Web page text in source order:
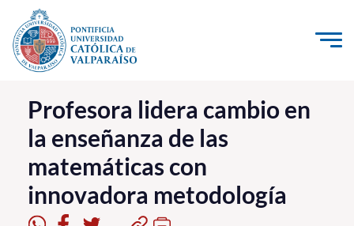
Click acá para ir directamente al contenido
La Universidad
Investigación, Creación e Innovación
PUCV Internacional
Vinculación con el Medio
Profesora lidera cambio en
la enseñanza de las
matemáticas con
innovadora metodología